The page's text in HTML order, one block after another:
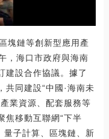
塊鏈等創新型應用產
，海口市政府與海南
建設合作協議。據了
共同建設“中國·海南未
業資源、配套服務等
焦移動互聯網“下半
量子計算、區塊鏈、新